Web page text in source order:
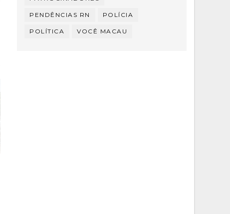
PENDÊNCIAS RN POLÍCIA
POLÍTICA VOCÊ MACAU